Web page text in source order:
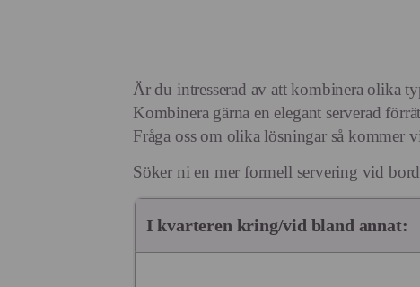
Är du intresserad av att kombinera olika
Kombinera gärna en elegant serverad
Fråga oss om olika lösningar så kommer
Söker ni en mer formell servering vid
I kvarteren kring/vid bland annat: